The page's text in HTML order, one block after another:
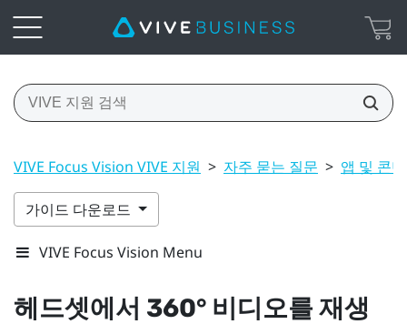
VIVE Focus Vision VIVE 지원 > 자주 묻는 질문 > 앱 및 콘
가이드 다운로드
VIVE Focus Vision Menu
헤드셋에서 360° 비디오를 재생